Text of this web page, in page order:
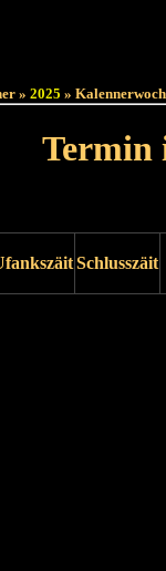
» 2025 »
Termin
Schlusszäit